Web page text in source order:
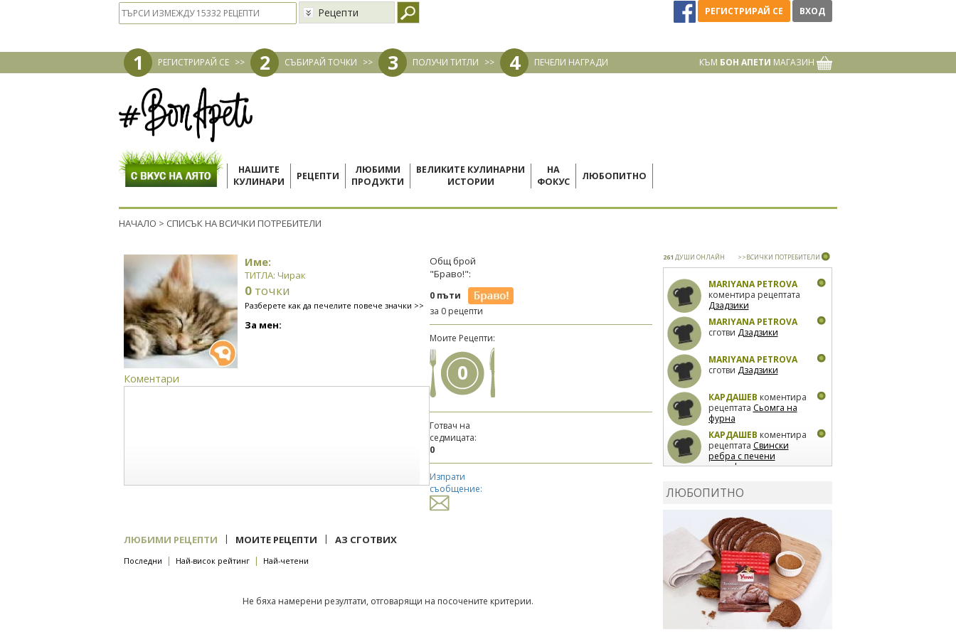
Рецепти РЕГИСТРИРАЙ СЕ ВХОД
1 РЕГИСТРИРАЙ СЕ >> 2 СЪБИРАЙ ТОЧКИ >> 3 ПОЛУЧИ ТИТЛИ >> 4 ПЕЧЕЛИ НАГРАДИ КЪМ БОН АПЕТИ МАГАЗИН
НАШИТЕ
КУЛИНАРИ
РЕЦЕПТИ
ЛЮБИМИ
ПРОДУКТИ
ВЕЛИКИТЕ КУЛИНАРНИ
ИСТОРИИ
НА
ФОКУС
ЛЮБОПИТНО
НАЧАЛО > СПИСЪК НА ВСИЧКИ ПОТРЕБИТЕЛИ
Име:
ТИТЛА: Чирак
0 точки
Разберете как да печелите повече значки >>
За мен:
Коментари
Общ брой
"Браво!":
0 пъти
за 0 рецепти
Моите Рецепти:
0
Готвач на
седмицата:
0
Изпрати
съобщение:
ЛЮБИМИ РЕЦЕПТИ | МОИТЕ РЕЦЕПТИ | АЗ СГОТВИХ
Последни | Най-висок рейтинг | Най-четени
Не бяха намерени резултати, отговарящи на посочените критерии.
261 ДУШИ ОНЛАЙН >>ВСИЧКИ ПОТРЕБИТЕЛИ
MARIYANA PETROVA
коментира рецептата
Дзадзики
MARIYANA PETROVA
сготви Дзадзики
MARIYANA PETROVA
сготви Дзадзики
КАРДАШЕВ коментира
рецептата Сьомга на
фурна
КАРДАШЕВ коментира
рецептата Свински
ребра с печени
картофи
лимон
коментира рецептата
Киноа със зеленчуци
ЛЮБОПИТНО